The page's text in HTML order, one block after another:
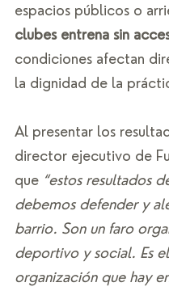
espacios públicos o
clubes entrena sin
condiciones afectan
la dignidad de la
Al presentar los
director ejecutivo de
que “estos resultados
debemos defender y
barrio. Son un faro
deportivo y social. Es
organización que hay